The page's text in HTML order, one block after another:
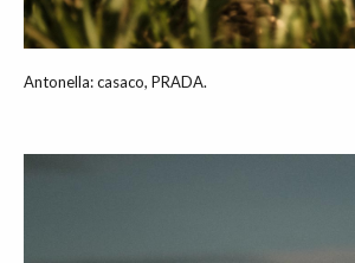
Antonella: casaco, PRADA.